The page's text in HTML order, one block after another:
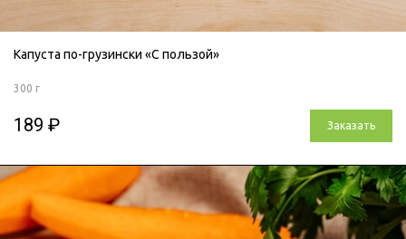
Капуста по-грузински «С пользой»
300 г
189 ₽ Заказать